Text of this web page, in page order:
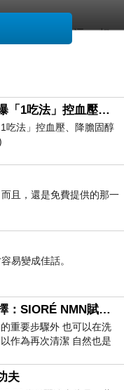
些都是挑逗。 想
麼樣的快感？
除的屍首。 被害人
生。而從被害人家
……隨著調查進行，
上檯面。而班上最
存者相同的長相？
瘋狂，只為了滿足自
有理性，但是也有
情起伏，情節與人物
刻衝擊，只有看完
不只少吃鹽！專家曝「1吃法」控血壓、降膽固醇 - 得舒飲食(DASH Diet)
吃法」控血壓、降膽固醇
dietitiansophia/
且，還是免費提供的那一
易變成佳話。
♡♡韓國保養新選擇：SIORÉ NMN賦活泡泡化妝水♡♡
重要步驟外 也可以在洗
作為再次清潔 自然也是
我對於化妝
夫